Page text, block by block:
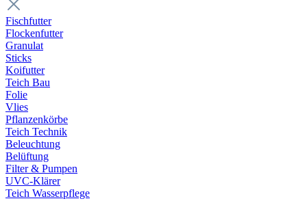
Fischfutter
Flockenfutter
Granulat
Sticks
Koifutter
Teich Bau
Folie
Vlies
Pflanzenkörbe
Teich Technik
Beleuchtung
Belüftung
Filter & Pumpen
UVC-Klärer
Teich Wasserpflege